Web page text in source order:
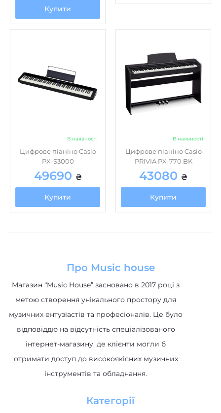
Купити
В наявності
Цифрове піаніно Casio
PX-S3000
49690 ₴
Купити
В наявності
Цифрове піаніно Casio
PRIVIA PX-770 BK
43080 ₴
Купити
Про Music house
Магазин “Music House” засновано в 2017 році з
метою створення унікального простору для
музичних ентузіастів та професіоналів. Це було
відповіддю на відсутність спеціалізованого
інтернет-магазину, де клієнти могли б
отримати доступ до високоякісних музичних
інструментів та обладнання.
Категорії